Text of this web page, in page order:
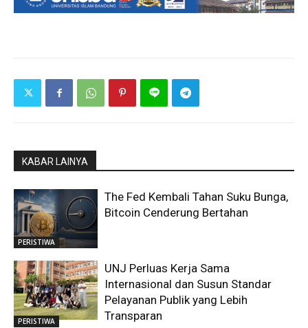
KABAR LAINYA
PERISTIWA
The Fed Kembali Tahan Suku Bunga,
Bitcoin Cenderung Bertahan
PERISTIWA
UNJ Perluas Kerja Sama
Internasional dan Susun Standar
Pelayanan Publik yang Lebih
Transparan